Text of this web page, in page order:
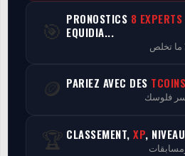
Programmes
🎯 PRONOSTICS 8 EXPERTS
EQUIDIA...
🪙 PARIEZ AVEC DES TCOINS
🏆 CLASSEMENT, XP,